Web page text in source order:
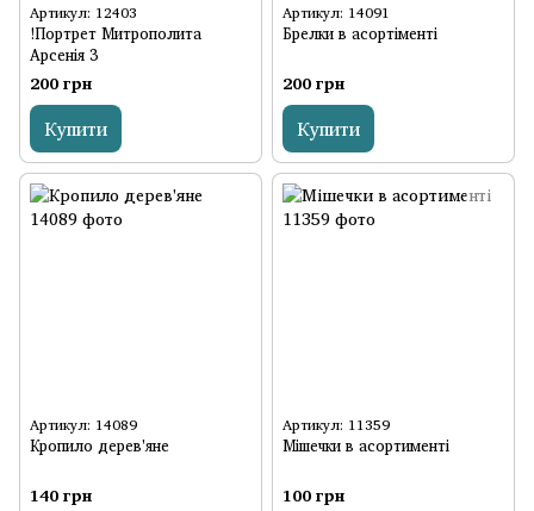
Артикул: 12403
!Портрет Митрополита
Арсенія 3
200 грн
Купити
Артикул: 14091
Брелки в асортіменті
200 грн
Купити
Артикул: 14089
Кропило дерев'яне
140 грн
Артикул: 11359
Мішечки в асортименті
100 грн